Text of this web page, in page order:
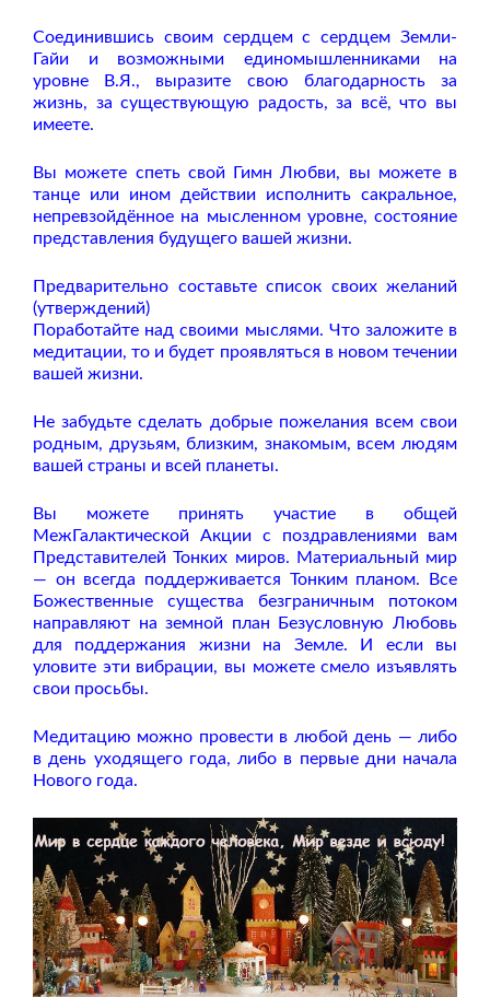
Соединившись своим сердцем с сердцем Земли-
Гайи и возможными единомышленниками на
уровне В.Я., выразите свою благодарность за
жизнь, за существующую радость, за всё, что вы
имеете.
Вы можете спеть свой Гимн Любви, вы можете в
танце или ином действии исполнить сакральное,
непревзойдённое на мысленном уровне, состояние
представления будущего вашей жизни.
Предварительно составьте список своих желаний
(утверждений)
Поработайте над своими мыслями. Что заложите в
медитации, то и будет проявляться в новом течении
вашей жизни.
Не забудьте сделать добрые пожелания всем свои
родным, друзьям, близким, знакомым, всем людям
вашей страны и всей планеты.
Вы можете принять участие в общей
МежГалактической Акции с поздравлениями вам
Представителей Тонких миров. Материальный мир
— он всегда поддерживается Тонким планом. Все
Божественные существа безграничным потоком
направляют на земной план Безусловную Любовь
для поддержания жизни на Земле. И если вы
уловите эти вибрации, вы можете смело изъявлять
свои просьбы.
Медитацию можно провести в любой день — либо
в день уходящего года, либо в первые дни начала
Нового года.